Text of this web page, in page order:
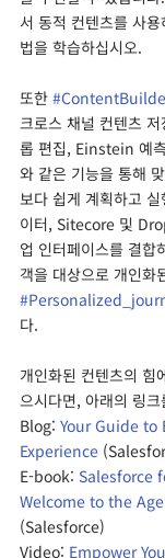
서 동적 컨텐츠를 사
법을 학습하십시오.
또한
크로스 채널 컨텐츠
롭 편집, Einstein 예
와 같은 기능을 통해
보다 쉽게 계획하고
이터, Sitecore 및
업 인터페이스를 결합
객을 대상으로 개인화
다.
개인화된 컨텐츠의 힘
으시다면, 아래의 링
Blog: Your Guide to
Experience
E-book: Salesforce
Welcome to the
(Salesforce)
Video: Empower